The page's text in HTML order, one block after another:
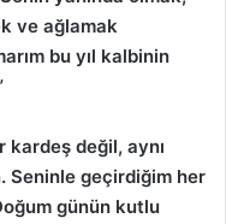
ve ağlamak
bu yıl kalbinin
kardeş değil, aynı
Seninle geçirdiğim her
günün kutlu